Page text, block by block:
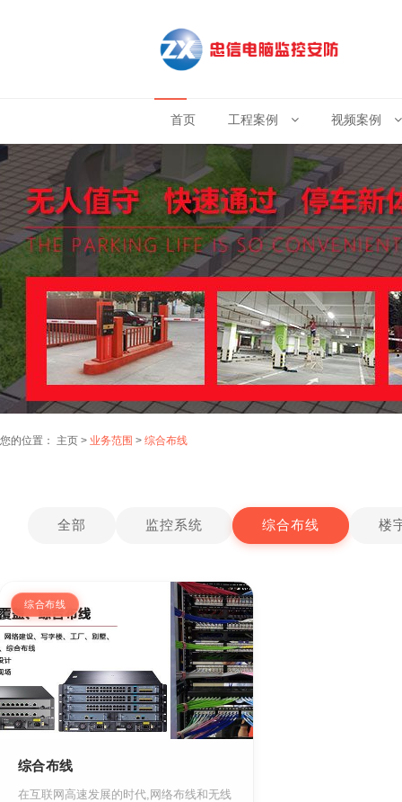
首页 工程案例 视频案例
您的位置： 主页 > 业务范围 > 综合布线
全部 监控系统 综合布线 楼
综合布线
综合布线
在互联网高速发展的时代,网络布线和无线